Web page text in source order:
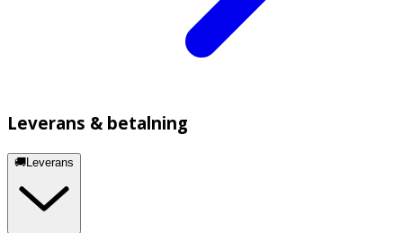
Leverans & betalning
🚚Leverans